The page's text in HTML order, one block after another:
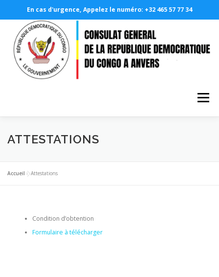
En cas d'urgence, Appelez le numéro: +32 465 57 77 34
contenu
Menu
A PROPOS LE CONSULAT GÉNÉRAL
NOS SERVICES CONSULAIRES
ATTESTATIONS
Accueil »Attestations
Condition d’obtention
Formulaire à télécharger